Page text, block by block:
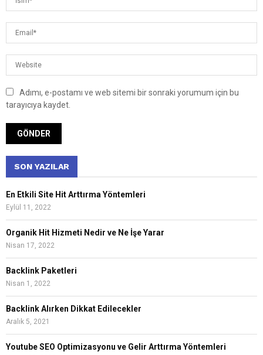
Adımı, e-postamı ve web sitemi bir sonraki yorumum için bu
tarayıcıya kaydet.
SON YAZILAR
En Etkili Site Hit Arttırma Yöntemleri
Eylül 11, 2022
Organik Hit Hizmeti Nedir ve Ne İşe Yarar
Nisan 17, 2022
Backlink Paketleri
Nisan 1, 2022
Backlink Alırken Dikkat Edilecekler
Aralık 5, 2021
Youtube SEO Optimizasyonu ve Gelir Arttırma Yöntemleri